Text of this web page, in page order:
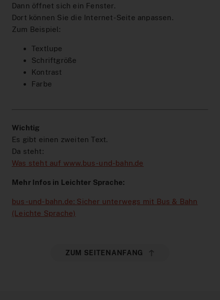
Dann öffnet sich ein Fenster.
Dort können Sie die Internet-Seite anpassen.
Zum Beispiel:
Textlupe
Schriftgröße
Kontrast
Farbe
Wichtig
Es gibt einen zweiten Text.
Da steht:
Was steht auf www.bus-und-bahn.de
Mehr Infos in Leichter Sprache:
bus-und-bahn.de: Sicher unterwegs mit Bus & Bahn
(Leichte Sprache)
ZUM SEITENANFANG